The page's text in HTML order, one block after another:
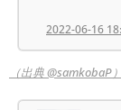
2022-06-16
（出典 @samkobaP）